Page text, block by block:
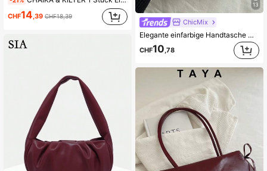
CHF14,39 CHF18,39
13
ChicMix
Elegante einfarbige Handtasche mit Anhänger, klassisch vielseitige Mode Buchstaben Dekor Damen Schulter Umhängetasche, geeignet für Einkaufen, Geldbörse, junge Damen, Studentinnen, Neuvermählte, Büromitarbeiter. Ideal für Büro, Schule, Arbeit, Geschäft
CHF10 ,78